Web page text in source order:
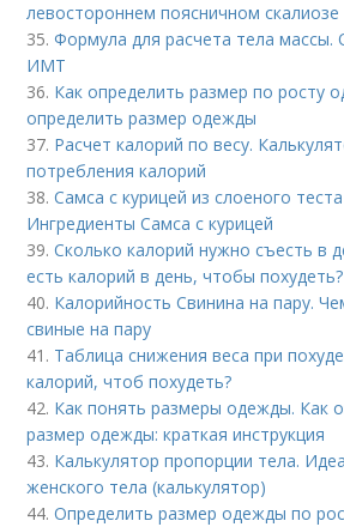
левостороннем поясничном скалиозе
35.Формула для расчета тела массы.
ИМТ
36. Как определить размер по росту
определить размер одежды
37. Расчет калорий по весу.
потребления калорий
38.Самса с курицей из слоеного
Ингредиенты Самса с курицей
39.Сколько калорий нужно съесть в
есть калорий в день, чтобы похудеть?
40. Калорийность Свинина на пару.
свиные на пару
41. Таблица снижения веса при
калорий, чтоб похудеть?
42. Как понять размеры одежды. Как
размер одежды: краткая инструкция
43. Калькулятор пропорции тела.
женского тела (калькулятор)
44.Определить размер одежды по